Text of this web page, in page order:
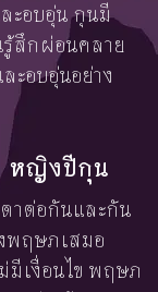
ะอบอุ่น กุนมี
รู้สึกผ่อนคลาย
ะอบอุ่นอย่าง
หญิงปีกุน
าต่อกันและกัน
พฤษภเสมอ
มีเงื่อนไข พฤษภ